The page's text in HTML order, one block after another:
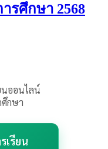
รศึกษา 2568
นออนไลน์
กษา
เรียน